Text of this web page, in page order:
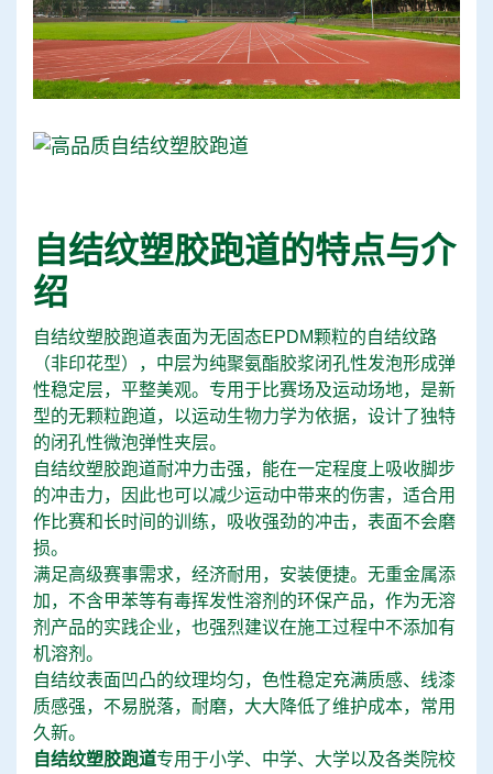
自结纹塑胶跑道的特点与介
绍
自结纹塑胶跑道表面为无固态EPDM颗粒的自结纹路
（非印花型），中层为纯聚氨酯胶浆闭孔性发泡形成弹
性稳定层，平整美观。专用于比赛场及运动场地，是新
型的无颗粒跑道，以运动生物力学为依据，设计了独特
的闭孔性微泡弹性夹层。
自结纹塑胶跑道耐冲力击强，能在一定程度上吸收脚步
的冲击力，因此也可以减少运动中带来的伤害，适合用
作比赛和长时间的训练，吸收强劲的冲击，表面不会磨
损。
满足高级赛事需求，经济耐用，安装便捷。无重金属添
加，不含甲苯等有毒挥发性溶剂的环保产品，作为无溶
剂产品的实践企业，也强烈建议在施工过程中不添加有
机溶剂。
自结纹表面凹凸的纹理均匀，色性稳定充满质感、线漆
质感强，不易脱落，耐磨，大大降低了维护成本，常用
久新。
自结纹塑胶跑道专用于小学、中学、大学以及各类院校